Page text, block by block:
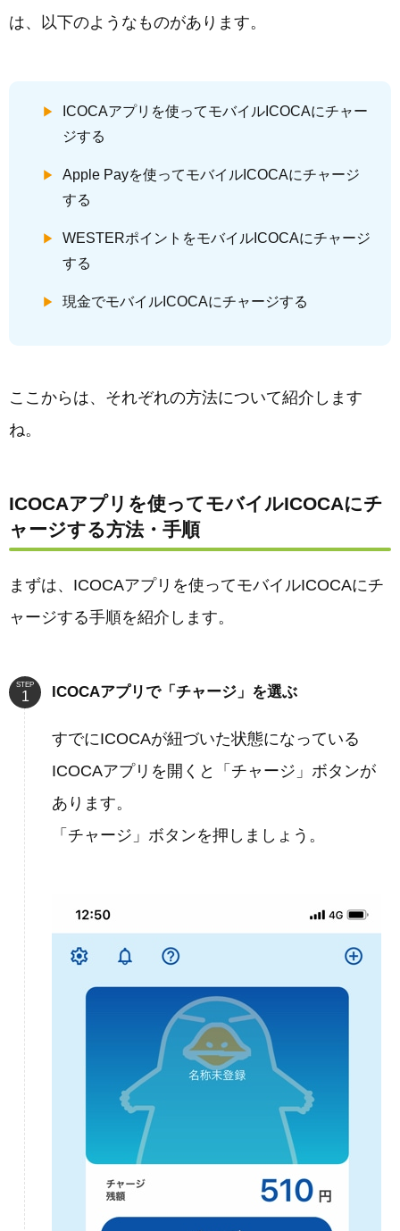
は、以下のようなものがあります。
ICOCAアプリを使ってモバイルICOCAにチャー
ジする
Apple Payを使ってモバイルICOCAにチャージ
する
WESTERポイントをモバイルICOCAにチャージ
する
現金でモバイルICOCAにチャージする
ここからは、それぞれの方法について紹介します
ね。
ICOCAアプリを使ってモバイルICOCAにチ
ャージする方法・手順
まずは、ICOCAアプリを使ってモバイルICOCAにチ
ャージする手順を紹介します。
STEP ICOCAアプリで「チャージ」を選ぶ
すでにICOCAが紐づいた状態になっている
ICOCAアプリを開くと「チャージ」ボタンが
あります。
「チャージ」ボタンを押しましょう。